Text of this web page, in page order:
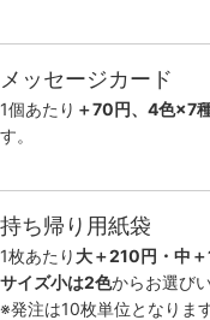
メッセージカード
1個あたり ＋70円、4色×7
す。
持ち帰り用紙袋
1枚あたり 大＋210円・中
サイズ小は2色からお選び
※発注は10枚単位となります